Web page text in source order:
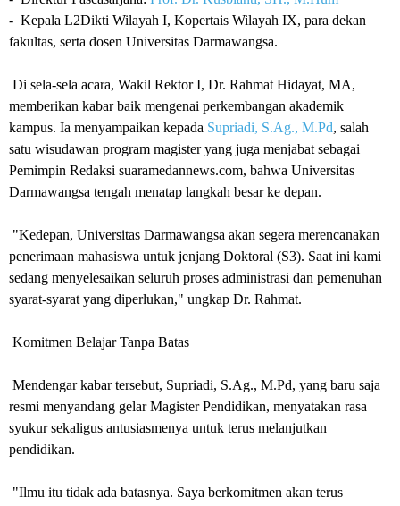
- Kepala L2Dikti Wilayah I, Kopertais Wilayah IX, para dekan
fakultas, serta dosen Universitas Darmawangsa.
Di sela-sela acara, Wakil Rektor I, Dr. Rahmat Hidayat, MA,
memberikan kabar baik mengenai perkembangan akademik
kampus. Ia menyampaikan kepada Supriadi, S.Ag., M.Pd, salah
satu wisudawan program magister yang juga menjabat sebagai
Pemimpin Redaksi suaramedannews.com, bahwa Universitas
Darmawangsa tengah menatap langkah besar ke depan.
"Kedepan, Universitas Darmawangsa akan segera merencanakan
penerimaan mahasiswa untuk jenjang Doktoral (S3). Saat ini kami
sedang menyelesaikan seluruh proses administrasi dan pemenuhan
syarat-syarat yang diperlukan," ungkap Dr. Rahmat.
Komitmen Belajar Tanpa Batas
Mendengar kabar tersebut, Supriadi, S.Ag., M.Pd, yang baru saja
resmi menyandang gelar Magister Pendidikan, menyatakan rasa
syukur sekaligus antusiasmenya untuk terus melanjutkan
pendidikan.
"Ilmu itu tidak ada batasnya. Saya berkomitmen akan terus